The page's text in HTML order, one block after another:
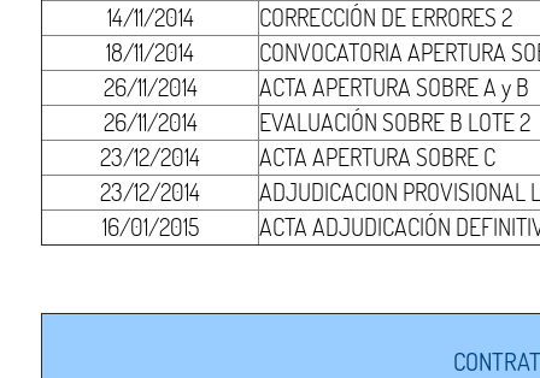
14/11/2014
CORRECCIÓN DE ERRORES 2
18/11/2014
CONVOCATORIA APERTURA
26/11/2014
ACTA APERTURA SOBRE A y B
26/11/2014
EVALUACIÓN SOBRE B LOTE 2
23/12/2014
ACTA APERTURA SOBRE C
23/12/2014
ADJUDICACION PROVISIONAL
16/01/2015
ACTA ADJUDICACIÓN